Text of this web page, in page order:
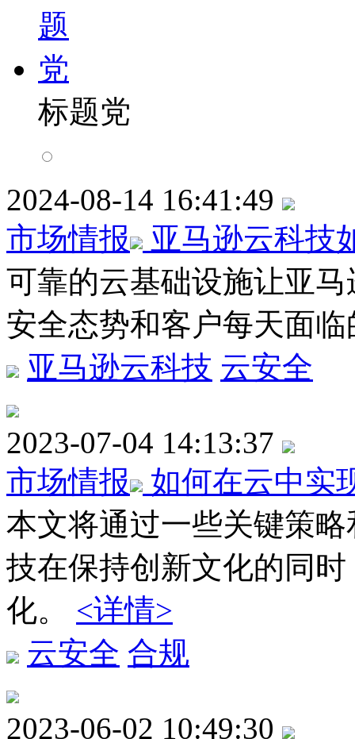
标题党
2024-08-14 16:41:49
市场情报
亚马逊云科技
可靠的云基础设施让亚
安全态势和客户每天面
亚马逊云科技 云安全
2023-07-04 14:13:37
市场情报
如何在云中实
本文将通过一些关键策
技在保持创新文化的同
化。
<详情>
云安全 合规
2023-06-02 10:49:30